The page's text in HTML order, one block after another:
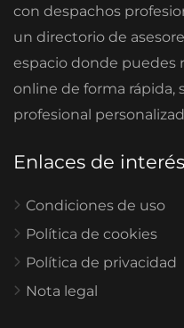
con despachos
un directorio de
espacio donde puedes
online de forma rápida,
profesional
Enlaces de interés
Condiciones de uso
Política de cookies
Política de privacidad
Nota legal